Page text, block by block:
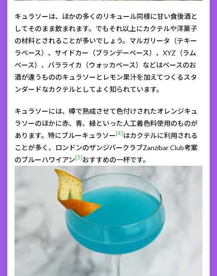
キュラソーは、ほかの多くのリキュール同様に甘い食後酒と
してそのまま飲まれます。でもそれ以上にカクテルや洋菓子
の材料とされることが多いでしょう。マルガリータ（テキー
ラベース）、サイドカー（ブランデーベース）、XYZ（ラム
ベース）、バラライカ（ウォッカベース）などはベースのお
酒が違うもののキュラソーとレモン果汁を加えてつくるスタ
ンダードなカクテルとしてよく知られています。
キュラソーには、樽で熟成させて色付けされたオレンジキュ
ラソーのほかに赤、青、緑といった人工着色料使用のものが
あります。特にブルーキュラソー[4]はカクテルに利用される
ことが多く、ロンドンのザンジバークラブZanzibar Club考案
のブルーハワイアン[5]おすすめの一杯です。